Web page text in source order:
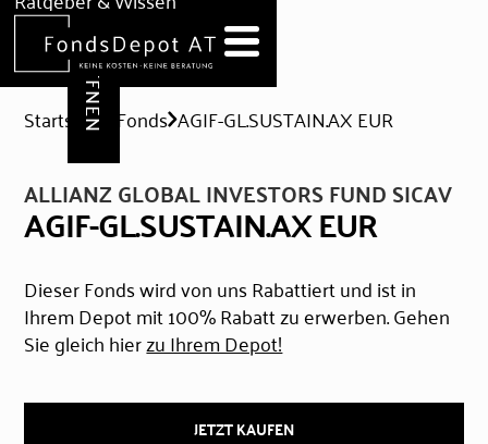
Hilfe & Formulare
DEPOT ERÖFFNEN
Startseite Fonds AGIF-GL.SUSTAIN.AX EUR
ALLIANZ GLOBAL INVESTORS FUND SICAV
AGIF-GL.SUSTAIN.AX EUR
Dieser Fonds wird von uns Rabattiert und ist in
Ihrem Depot mit 100% Rabatt zu erwerben. Gehen
Sie gleich hierzu Ihrem Depot!
JETZT KAUFEN